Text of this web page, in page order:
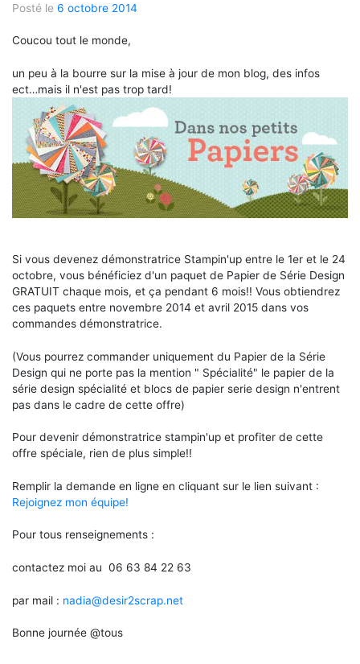
Posté le 6 octobre 2014
Coucou tout le monde,
un peu à la bourre sur la mise à jour de mon blog, des infos
ect…mais il n'est pas trop tard!
Si vous devenez démonstratrice Stampin'up entre le 1er et le 24
octobre, vous bénéficiez d'un paquet de Papier de Série Design
GRATUIT chaque mois, et ça pendant 6 mois!! Vous obtiendrez
ces paquets entre novembre 2014 et avril 2015 dans vos
commandes démonstratrice.
(Vous pourrez commander uniquement du Papier de la Série
Design qui ne porte pas la mention " Spécialité" le papier de la
série design spécialité et blocs de papier serie design n'entrent
pas dans le cadre de cette offre)
Pour devenir démonstratrice stampin'up et profiter de cette
offre spéciale, rien de plus simple!!
Remplir la demande en ligne en cliquant sur le lien suivant :
Rejoignez mon équipe!
Pour tous renseignements :
contactez moi au 06 63 84 22 63
par mail : nadia@desir2scrap.net
Bonne journée @tous